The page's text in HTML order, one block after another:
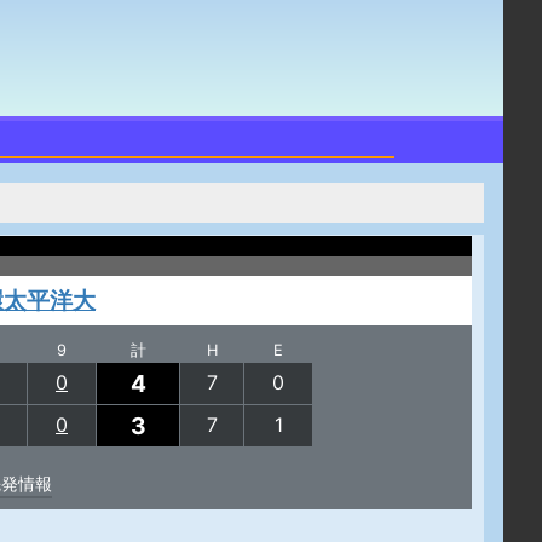
平洋大
9 計 H E
0 4 7
0
0
3 7 1
情報